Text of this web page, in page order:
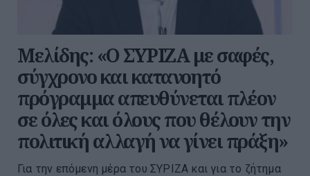
Μελίδης: «Ο ΣΥΡΙΖΑ με σαφές,
σύγχρονο και κατανοητό
πρόγραμμα απευθύνεται πλέον
σε όλες και όλους που θέλουν την
πολιτική αλλαγή να γίνει πράξη»
Για την επόμενη μέρα του ΣΥΡΙΖΑ και για το ζήτημα